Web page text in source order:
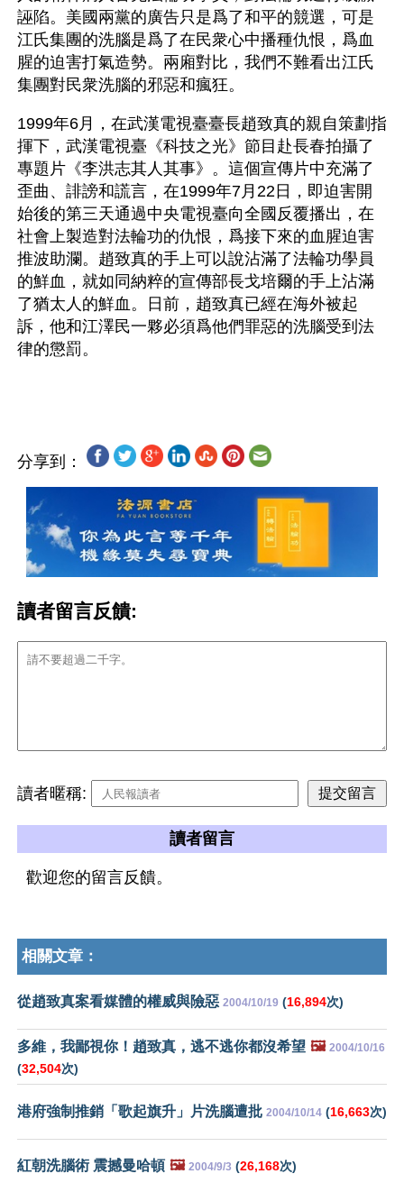
誣陷。美國兩黨的廣告只是爲了和平的競選，可是
江氏集團的洗腦是爲了在民衆心中播種仇恨，爲血
腥的迫害打氣造勢。兩廂對比，我們不難看出江氏
集團對民衆洗腦的邪惡和瘋狂。
1999年6月，在武漢電視臺臺長趙致真的親自策劃指
揮下，武漢電視臺《科技之光》節目赴長春拍攝了
專題片《李洪志其人其事》。這個宣傳片中充滿了
歪曲、誹謗和謊言，在1999年7月22日，即迫害開
始後的第三天通過中央電視臺向全國反覆播出，在
社會上製造對法輪功的仇恨，爲接下來的血腥迫害
推波助瀾。趙致真的手上可以說沾滿了法輪功學員
的鮮血，就如同納粹的宣傳部長戈培爾的手上沾滿
了猶太人的鮮血。日前，趙致真已經在海外被起
訴，他和江澤民一夥必須爲他們罪惡的洗腦受到法
律的懲罰。
分享到：
讀者留言反饋:
讀者暱稱:
讀者留言
歡迎您的留言反饋。
相關文章：
從趙致真案看媒體的權威與險惡 2004/10/19 (16,894次)
多維，我鄙視你！趙致真，逃不逃你都沒希望 🖼️ 2004/10/16
(32,504次)
港府強制推銷「歌起旗升」片洗腦遭批 2004/10/14 (16,663次)
紅朝洗腦術 震撼曼哈頓 🖼️ 2004/9/3 (26,168次)